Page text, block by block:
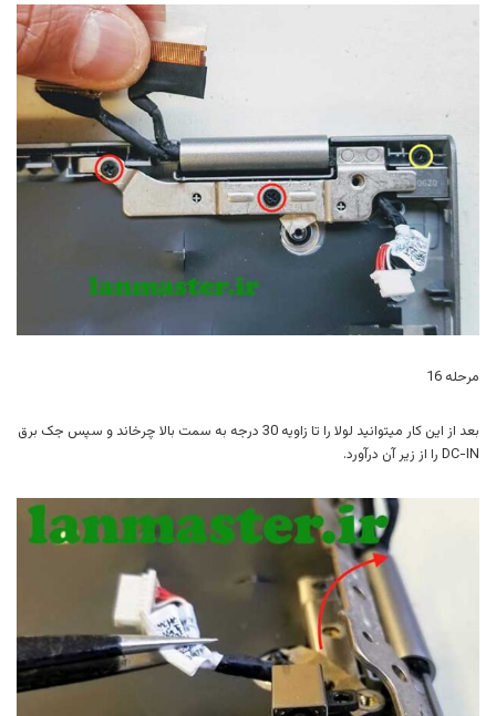
مرحله 16
بعد از این کار میتوانید لولا را تا زاویه 30 درجه به سمت بالا چرخاند و سپس جک برق
DC-IN را از زیر آن درآورد.